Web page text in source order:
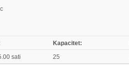
Kapacitet:
sati 25